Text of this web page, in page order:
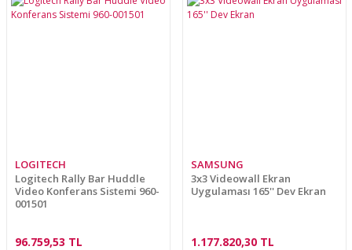
LOGITECH
Logitech Rally Bar Huddle
Video Konferans Sistemi 960-
001501
96.759,53 TL
SAMSUNG
3x3 Videowall Ekran
Uygulaması 165'' Dev Ekran
1.177.820,30 TL